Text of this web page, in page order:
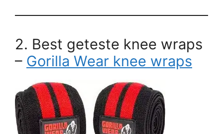
2. Best geteste knee wraps
– Gorilla Wear knee wraps